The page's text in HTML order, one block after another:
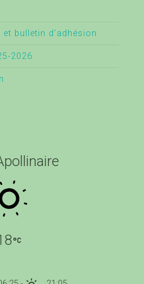
bulletin d’adhésion
2026